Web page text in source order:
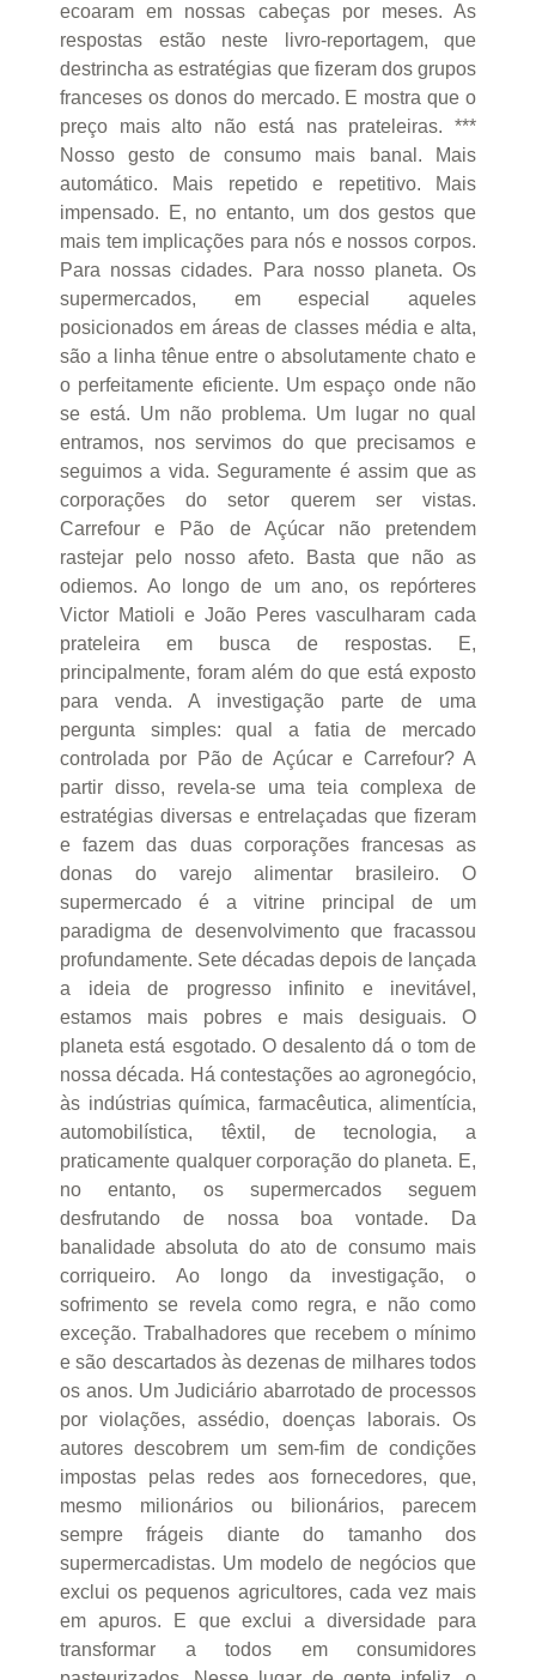
ecoaram em nossas cabeças por meses. As
respostas estão neste livro-reportagem, que
destrincha as estratégias que fizeram dos grupos
franceses os donos do mercado. E mostra que o
preço mais alto não está nas prateleiras. ***
Nosso gesto de consumo mais banal. Mais
automático. Mais repetido e repetitivo. Mais
impensado. E, no entanto, um dos gestos que
mais tem implicações para nós e nossos corpos.
Para nossas cidades. Para nosso planeta. Os
supermercados, em especial aqueles
posicionados em áreas de classes média e alta,
são a linha tênue entre o absolutamente chato e
o perfeitamente eficiente. Um espaço onde não
se está. Um não problema. Um lugar no qual
entramos, nos servimos do que precisamos e
seguimos a vida. Seguramente é assim que as
corporações do setor querem ser vistas.
Carrefour e Pão de Açúcar não pretendem
rastejar pelo nosso afeto. Basta que não as
odiemos. Ao longo de um ano, os repórteres
Victor Matioli e João Peres vasculharam cada
prateleira em busca de respostas. E,
principalmente, foram além do que está exposto
para venda. A investigação parte de uma
pergunta simples: qual a fatia de mercado
controlada por Pão de Açúcar e Carrefour? A
partir disso, revela-se uma teia complexa de
estratégias diversas e entrelaçadas que fizeram
e fazem das duas corporações francesas as
donas do varejo alimentar brasileiro. O
supermercado é a vitrine principal de um
paradigma de desenvolvimento que fracassou
profundamente. Sete décadas depois de lançada
a ideia de progresso infinito e inevitável,
estamos mais pobres e mais desiguais. O
planeta está esgotado. O desalento dá o tom de
nossa década. Há contestações ao agronegócio,
às indústrias química, farmacêutica, alimentícia,
automobilística, têxtil, de tecnologia, a
praticamente qualquer corporação do planeta. E,
no entanto, os supermercados seguem
desfrutando de nossa boa vontade. Da
banalidade absoluta do ato de consumo mais
corriqueiro. Ao longo da investigação, o
sofrimento se revela como regra, e não como
exceção. Trabalhadores que recebem o mínimo
e são descartados às dezenas de milhares todos
os anos. Um Judiciário abarrotado de processos
por violações, assédio, doenças laborais. Os
autores descobrem um sem-fim de condições
impostas pelas redes aos fornecedores, que,
mesmo milionários ou bilionários, parecem
sempre frágeis diante do tamanho dos
supermercadistas. Um modelo de negócios que
exclui os pequenos agricultores, cada vez mais
em apuros. E que exclui a diversidade para
transformar a todos em consumidores